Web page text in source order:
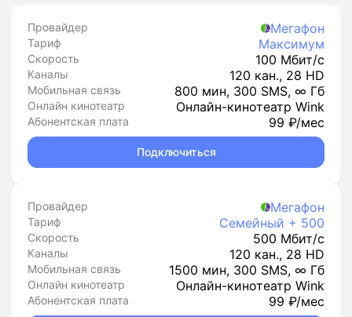
Провайдер Мегафон
Тариф Максимум
Скорость 100 Мбит/с
Каналы 120 кан., 28 HD
Мобильная связь 800 мин, 300 SMS, ∞ Гб
Онлайн кинотеатр Онлайн-кинотеатр Wink
Абонентская плата 99 ₽/мес
Подключиться
Провайдер Мегафон
Тариф Семейный + 500
Скорость 500 Мбит/с
Каналы 120 кан., 28 HD
Мобильная связь 1500 мин, 300 SMS, ∞ Гб
Онлайн кинотеатр Онлайн-кинотеатр Wink
Абонентская плата 99 ₽/мес